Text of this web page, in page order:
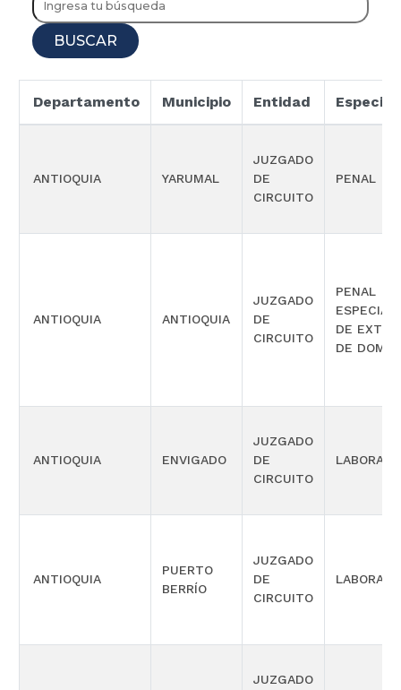
BUSCAR
Departamento Municipio Entidad
ANTIOQUIA YARUMAL
JUZGADO
DE
CIRCUITO
PENAL
ANTIOQUIA ANTIOQUIA
JUZGADO
DE
CIRCUITO
PENAL
DE
DE
ANTIOQUIA ENVIGADO
JUZGADO
DE
CIRCUITO
LABORAL
ANTIOQUIA
PUERTO
BERRÍO
JUZGADO
DE
CIRCUITO
LABORAL
JUZGADO